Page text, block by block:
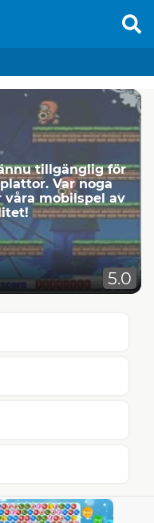
tillgänglig för
Var noga
mobilspel av
5.0